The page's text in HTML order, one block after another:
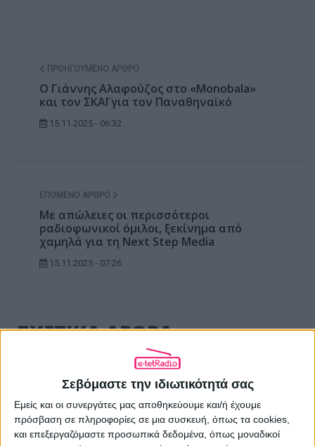
Σεβόμαστε την ιδιωτικότητά σας
Εμείς και οι συνεργάτες μας αποθηκεύουμε και/ή έχουμε
πρόσβαση σε πληροφορίες σε μια συσκευή, όπως τα cookies,
και επεξεργαζόμαστε προσωπικά δεδομένα, όπως μοναδικοί
ΠΡΟΗΓΟΎΜΕΝΟ ΆΡΘΡΟ
Ο Γιάννης Αλαφούζος στο «Monobala»
και τον ΣΚΑΪ για τον Παναθηναϊκό
15.11.2025 - 06:32
ΕΠΌΜΕΝΟ ΆΡΘΡΟ
Με απώλειες οι περισσότεροι
ραδιοφωνικοί όμιλοι, ξεκίνημα από
χαμηλά για τη Next Step Media
15.11.2025 - 07:26
ΣΧΕΤΙΚΑ ΑΡΘΡΑ